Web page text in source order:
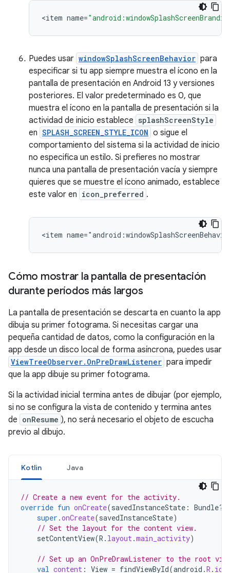
<item name=
Puedes usar windowSplashScreenBehavior para
especificar si tu app siempre muestra el ícono en la
pantalla de presentación en Android 13 y versiones
posteriores. El valor predeterminado es 0, que
muestra el ícono en la pantalla de presentación si la
actividad de inicio establece splashScreenStyle
en SPLASH_SCREEN_STYLE_ICON o sigue el
comportamiento del sistema si la actividad de inicio
no especifica un estilo. Si prefieres no mostrar
nunca una pantalla de presentación vacía y siempre
quieres que se muestre el ícono animado, establece
este valor en icon_preferred .
Cómo mostrar la pantalla de presentación
durante períodos más largos
La pantalla de presentación se descarta en cuanto la app
dibuja su primer fotograma. Si necesitas cargar una
pequeña cantidad de datos, como la configuración en la
app desde un disco local de forma asíncrona, puedes usar
ViewTreeObserver.OnPreDrawListener para impedir
que la app dibuje su primer fotograma.
Si la actividad inicial termina antes de dibujar (por ejemplo,
si no se configura la vista de contenido y termina antes
de onResume ), no será necesario el objeto de escucha
previo al dibujo.
Kotlin Java
// Create a new event for the activity.
override fun onCreate(savedInstanceState : Bundle?)
super .onCreate(savedInstanceState)
// Set the layout for the content view.
setContentView(R . layout.main_activity)
// Set up an OnPreDrawListener to the root
val content : View = findViewById(android .R . id